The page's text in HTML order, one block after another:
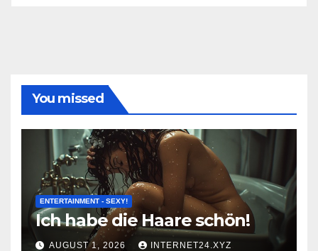
You missed
ENTERTAINMENT - SEXY!
Ich habe die Haare schön!
AUGUST 1, 2026 INTERNET24.XYZ